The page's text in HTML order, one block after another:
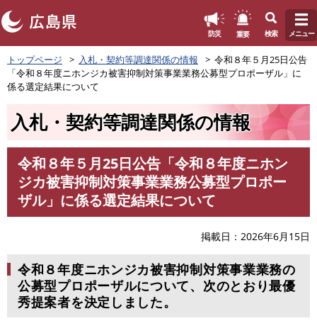
ペ
ー
ジ
の
防災 重要 検索 メニュー
トップページ 入札・契約等調達関係の情報
令和８年５月25日公告
「令和８年度ニホンジカ被害抑制対策事業業務公募型プロポーザル」に
係る選定結果について
入札・契約等調達関係の情報
令和８年５月25日公告「令和８年度ニホン
ジカ被害抑制対策事業業務公募型プロポー
ザル」に係る選定結果について
掲載日 2026年6月15日
令和８年度ニホンジカ被害抑制対策事業業務の
公募型プロポーザルについて、次のとおり最優
秀提案者を決定しました。